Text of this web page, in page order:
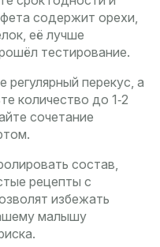
содержит орехи,
её лучше
тестирование.
регулярный перекус, а
количество до 1‑2
сочетание
состав,
рецепты с
избежать
малышу